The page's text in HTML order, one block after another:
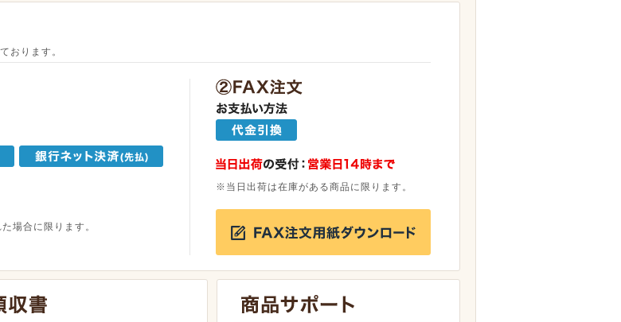
おります。
場合に限ります。
※当日出荷は在庫がある商品に限ります。